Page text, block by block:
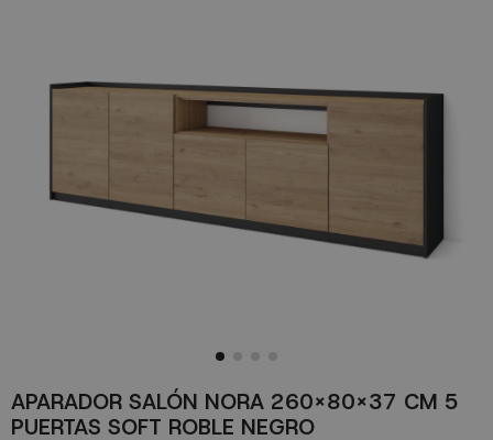
APARADOR SALÓN NORA 260X80X37 CM 5
PUERTAS SOFT ROBLE NEGRO